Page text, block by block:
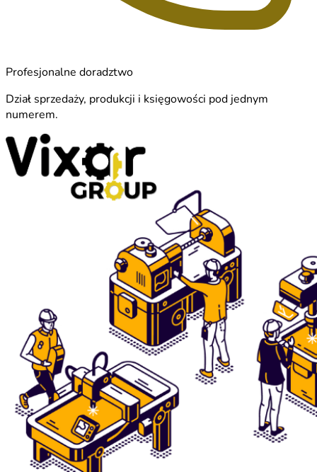
Profesjonalne doradztwo
Dział sprzedaży, produkcji i księgowości pod jednym
numerem.